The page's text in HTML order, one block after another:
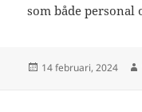
som både personal
Postat
14 februari, 2024